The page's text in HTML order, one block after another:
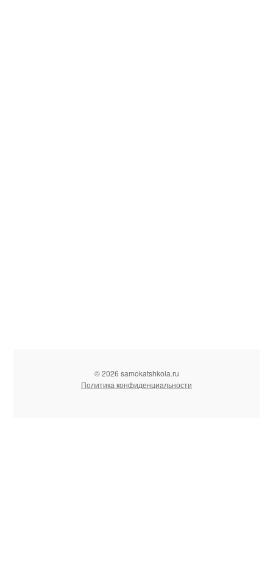
© 2026 samokatshkola.ru
Политика конфиденциальности